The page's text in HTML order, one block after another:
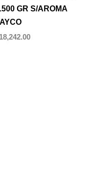
GR S/AROMA
18,242.00